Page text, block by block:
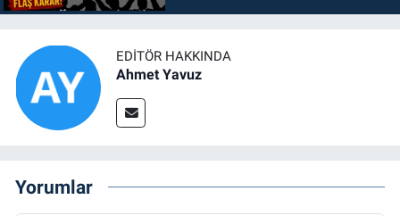
EDITÖR HAKKINDA
Ahmet Yavuz
Yorumlar